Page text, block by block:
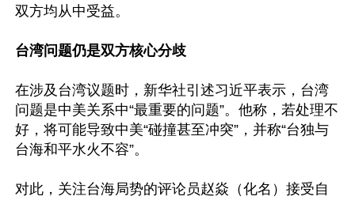
双方均从中受益。
台湾问题仍是双方核心分歧
在涉及台湾议题时，新华社引述习近平表示，台湾
问题是中美关系中“最重要的问题”。他称，若处理不
好，将可能导致中美“碰撞甚至冲突”，并称“台独与
台海和平水火不容”。
对此，关注台海局势的评论员赵焱（化名）接受自